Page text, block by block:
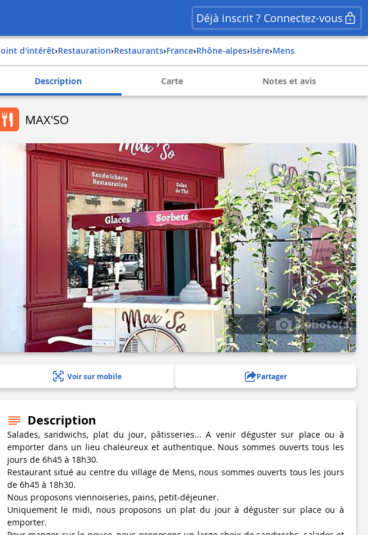
Déjà inscrit ? Connectez-vous
Point d'intérêt› Restauration› Restaurants› france› rhône-alpes› isère› mens
Description Carte Notes et avis
MAX'SO
3 photo(s)
Voir sur mobile Partager
Description
Salades, sandwichs, plat du jour, pâtisseries... A venir déguster sur place ou à
emporter dans un lieu chaleureux et authentique. Nous sommes ouverts tous les
jours de 6h45 à 18h30.
Restaurant situé au centre du village de Mens, nous sommes ouverts tous les jours
de 6h45 à 18h30.
Nous proposons viennoiseries, pains, petit-déjeuner.
Uniquement le midi, nous proposons un plat du jour à déguster sur place ou à
emporter.